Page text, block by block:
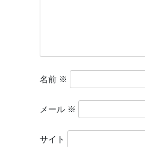
名前 ※
メール ※
サイト